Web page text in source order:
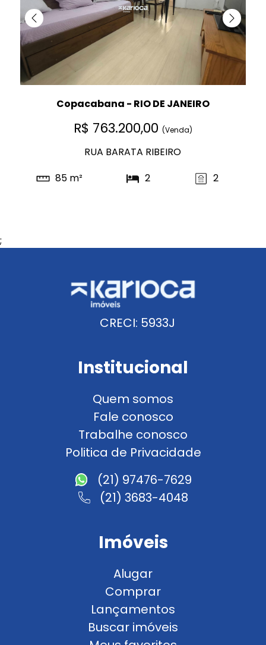
Copacabana - RIO DE JANEIRO
R$ 763.200,00 (Venda)
RUA BARATA RIBEIRO
85 m²
2 2
;
CRECI: 5933J
Institucional
Quem somos
Fale conosco
Trabalhe conosco
Politica de Privacidade
(21) 97476-7629
(21) 3683-4048
Imóveis
Alugar
Comprar
Lançamentos
Buscar imóveis